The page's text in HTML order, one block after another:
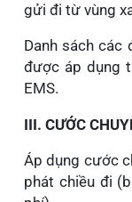
gửi đi từ vùng
Danh sách các
được áp dụng
EMS.
III. CƯỚC
Áp dụng cước
phát chiều đi